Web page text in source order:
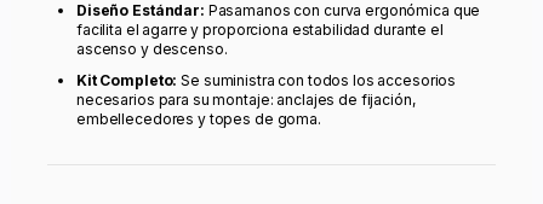
Diseño Estándar: Pasamanos con curva ergonómica que
facilita el agarre y proporciona estabilidad durante el
ascenso y descenso.
Kit Completo: Se suministra con todos los accesorios
necesarios para su montaje: anclajes de fijación,
embellecedores y topes de goma.